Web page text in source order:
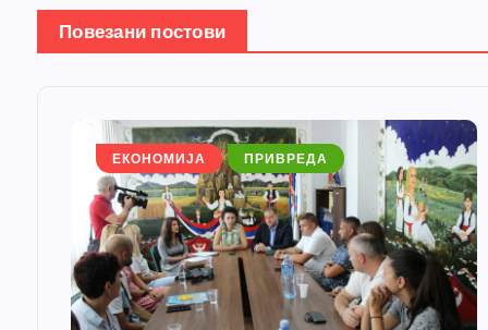
Повезани постови
ЕКОНОМИЈА ПРИВРЕДА